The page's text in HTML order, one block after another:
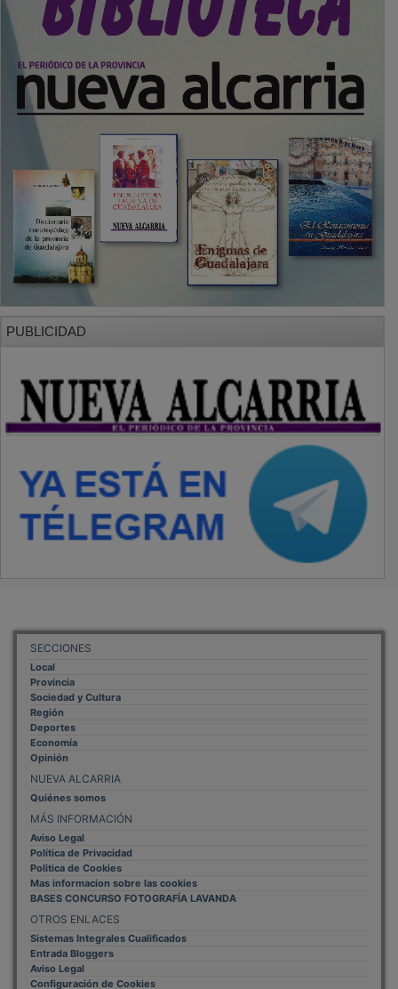
SECCIONES
Local
Provincia
Sociedad y Cultura
Región
Deportes
Economía
Opinión
NUEVA ALCARRIA
Quiénes somos
MÁS INFORMACIÓN
Aviso Legal
Política de Privacidad
Politica de Cookies
Mas informacion sobre las cookies
BASES CONCURSO FOTOGRAFÍA LAVANDA
Sistemas Integrales Cualificados
Entrada Bloggers
Aviso Legal
Configuración de Cookies
Empleo Trabajando.es